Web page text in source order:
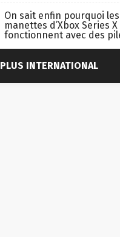
On sait enfin pourquoi les
manettes d’Xbox Series X
fonctionnent avec des
PLUS INTERNATIONAL